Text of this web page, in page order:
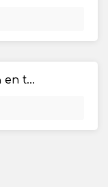
Señora ama: Comedia en tres actos